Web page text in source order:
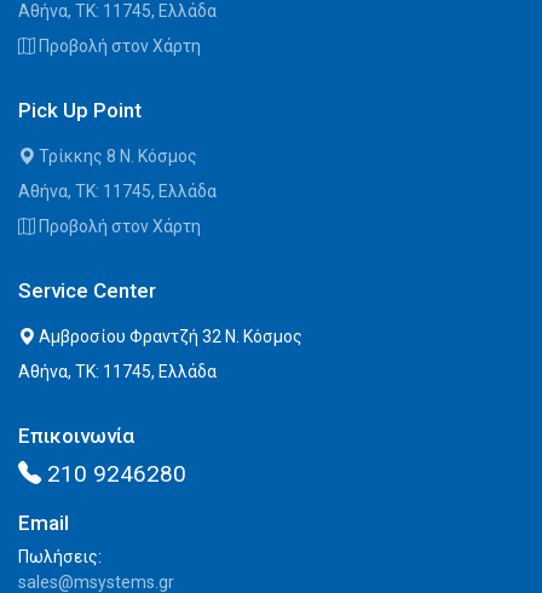
Αθήνα, ΤΚ: 11745, Ελλάδα
Προβολή στον Χάρτη
Pick Up Point
Τρίκκης 8 Ν. Κόσμος
Αθήνα, ΤΚ: 11745, Ελλάδα
Προβολή στον Χάρτη
Service Center
Αμβροσίου Φραντζή 32 Ν. Κόσμος
Αθήνα, ΤΚ: 11745, Ελλάδα
Επικοινωνία
210 9246280
Email
Πωλήσεις:
sales@msystems.gr